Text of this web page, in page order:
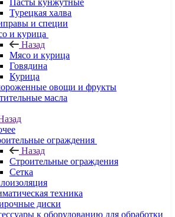
Пасты кунжутные
Турецкая халва
и специи
и курица
Назад
Мясо и курица
Говядина
Курица
овощи и фрукты
масла
ограждения
Назад
Строительные ограждения
Сетка
техника
диски
к оборудованию для обработки